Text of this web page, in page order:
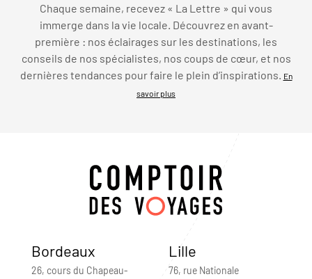
Chaque semaine, recevez « La Lettre » qui vous
immerge dans la vie locale. Découvrez en avant-
première : nos éclairages sur les destinations, les
conseils de nos spécialistes, nos coups de cœur, et nos
dernières tendances pour faire le plein d’inspirations.
En
savoir plus
Bordeaux
26, cours du Chapeau-
Lille
76, rue Nationale